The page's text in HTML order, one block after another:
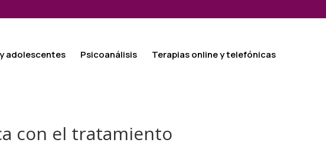
adolescentes Psicoanálisis Terapias online y telefónicas
con el tratamiento